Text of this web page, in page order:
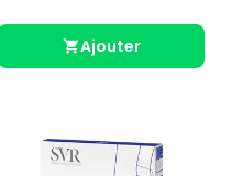
Ajouter